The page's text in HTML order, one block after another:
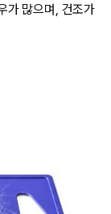
가 많으며, 건조가